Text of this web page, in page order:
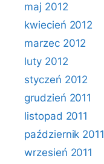
maj 2012
kwiecień 2012
marzec 2012
luty 2012
styczeń 2012
grudzień 2011
listopad 2011
październik 2011
wrzesień 2011